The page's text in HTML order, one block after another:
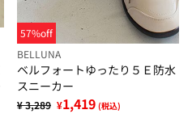
57%off
BELLUNA
ベルフォートゆったり５Ｅ防水
スニーカー
¥ 3,289 ¥1,419 (税込)